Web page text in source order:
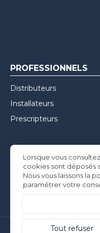
PROFESSIONNELS
Distributeurs
Installateurs
Prescripteurs
Lorsque vous
cookies sont déposés
Nous vous laissons la
paramétrer votre
Tout refuser